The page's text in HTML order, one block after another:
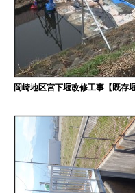
岡崎地区宮下堰改修工事【既存